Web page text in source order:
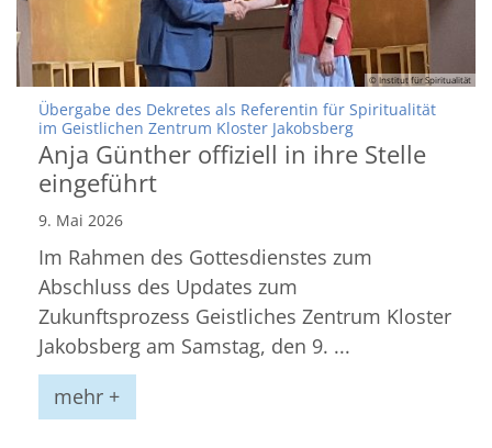
© Institut für Spiritualität
Übergabe des Dekretes als Referentin für Spiritualität
im Geistlichen Zentrum Kloster Jakobsberg:
Anja Günther offiziell in ihre Stelle
eingeführt
9. Mai 2026
Im Rahmen des Gottesdienstes zum
Abschluss des Updates zum
Zukunftsprozess Geistliches Zentrum Kloster
Jakobsberg am Samstag, den 9. ...
mehr +